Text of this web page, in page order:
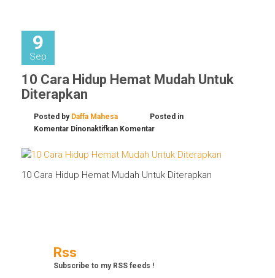
9
Sep
10 Cara Hidup Hemat Mudah Untuk
Diterapkan
Posted by Daffa Mahesa
Posted in
Komentar Dinonaktifkanpada
Cara
Hemat
Komentar
10 Cara Hidup Hemat Mudah Untuk Diterapkan
Rss
Subscribe to my RSS feeds !